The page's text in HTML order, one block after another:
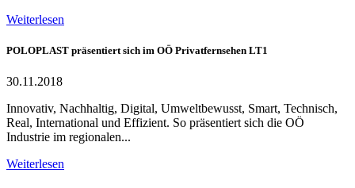
Weiterlesen
POLOPLAST präsentiert sich im OÖ Privatfernsehen LT1
30.11.2018
Innovativ, Nachhaltig, Digital, Umweltbewusst, Smart, Technisch,
Real, International und Effizient. So präsentiert sich die OÖ
Industrie im regionalen...
Weiterlesen